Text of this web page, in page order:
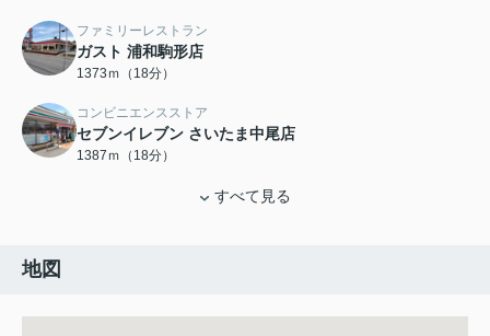
ファミリーレストラン
ガスト 浦和駒形店
1373ｍ（18分）
コンビニエンスストア
セブンイレブン さいたま中尾店
1387ｍ（18分）
すべて見る
地図